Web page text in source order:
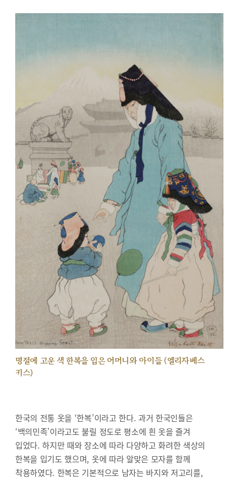
명절에 고운 색 한복을 입은 어머니와 아이들 (엘리자베스
키스)
한국의 전통 옷을 ‘한복’이라고 한다. 과거 한국인들은
‘백의민족’이라고도 불릴 정도로 평소에 흰 옷을 즐겨
입었다. 하지만 때와 장소에 따라 다양하고 화려한 색상의
한복을 입기도 했으며, 옷에 따라 알맞은 모자를 함께
착용하였다. 한복은 기본적으로 남자는 바지와 저고리를,